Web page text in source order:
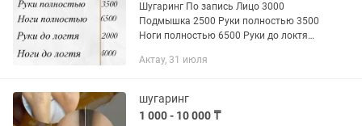
Шугаринг По запись Лицо 3000
Подмышка 2500 Руки полностью 3500
Ноги полностью 6500 Руки до локтя
полностью 4500 Спина полностью
Актау, 31 июля
шугаринг
1 000 - 10 000 ₸